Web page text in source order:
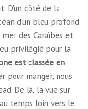
D’un côté de la
d’un bleu profond
des Caraïbes et
privilégié pour la
est classée en
pour manger, nous
De là, la vue sur
temps loin vers le